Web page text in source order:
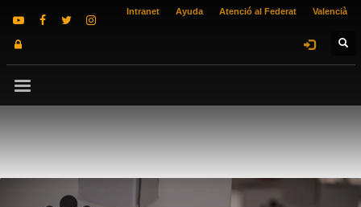
Intranet Ayuda Atenció al Federat Valencià